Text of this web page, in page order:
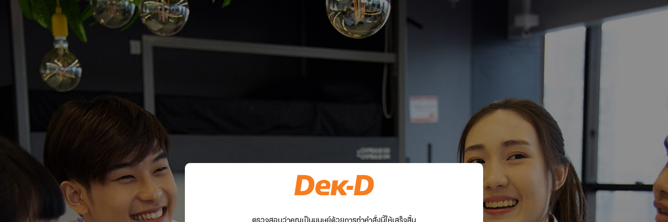
ตรวจสอบว่าคุณเป็นมนุษย์ด้วยการทำคำสั่งนี้ให้เสร็จสิ้น